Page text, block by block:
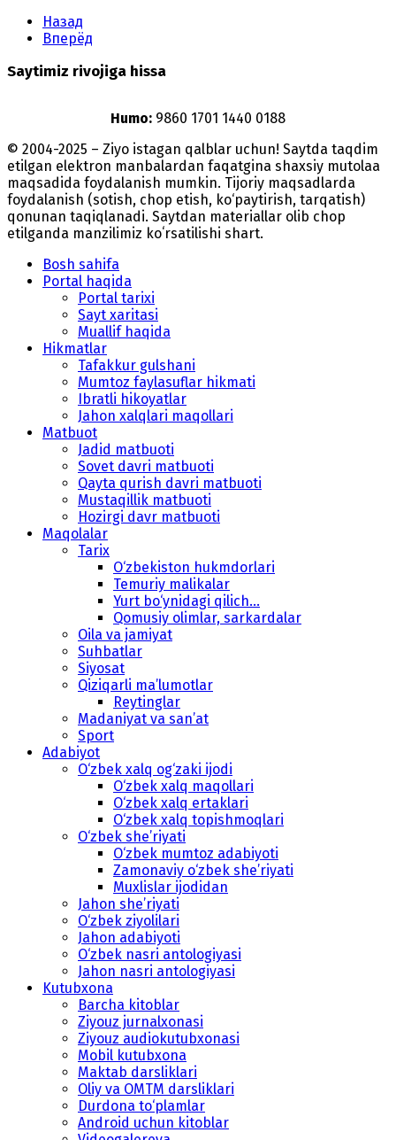
Назад
Вперёд
Saytimiz rivojiga hissa
Humo: 9860 1701 1440 0188
© 2004-2025 – Ziyo istagan qalblar uchun! Saytda taqdim
etilgan elektron manbalardan faqatgina shaxsiy mutolaa
maqsadida foydalanish mumkin. Tijoriy maqsadlarda
foydalanish (sotish, chop etish, ko‘paytirish, tarqatish)
qonunan taqiqlanadi. Saytdan materiallar olib chop
etilganda manzilimiz koʻrsatilishi shart.
Bosh sahifa
Portal haqida
Portal tarixi
Sayt xaritasi
Muallif haqida
Hikmatlar
Tafakkur gulshani
Mumtoz faylasuflar hikmati
Ibratli hikoyatlar
Jahon xalqlari maqollari
Matbuot
Jadid matbuoti
Sovet davri matbuoti
Qayta qurish davri matbuoti
Mustaqillik matbuoti
Hozirgi davr matbuoti
Maqolalar
Tarix
O‘zbekiston hukmdorlari
Temuriy malikalar
Yurt bo‘ynidagi qilich...
Qomusiy olimlar, sarkardalar
Oila va jamiyat
Suhbatlar
Siyosat
Qiziqarli ma’lumotlar
Reytinglar
Madaniyat va san’at
Sport
Adabiyot
O‘zbek xalq og‘zaki ijodi
O‘zbek xalq maqollari
O‘zbek xalq ertaklari
O‘zbek xalq topishmoqlari
O‘zbek she’riyati
O‘zbek mumtoz adabiyoti
Zamonaviy o‘zbek she’riyati
Muxlislar ijodidan
Jahon she’riyati
O‘zbek ziyolilari
Jahon adabiyoti
O‘zbek nasri antologiyasi
Jahon nasri antologiyasi
Kutubxona
Barcha kitoblar
Ziyouz jurnalxonasi
Ziyouz audiokutubxonasi
Mobil kutubxona
Maktab darsliklari
Oliy va OMTM darsliklari
Durdona to‘plamlar
Android uchun kitoblar